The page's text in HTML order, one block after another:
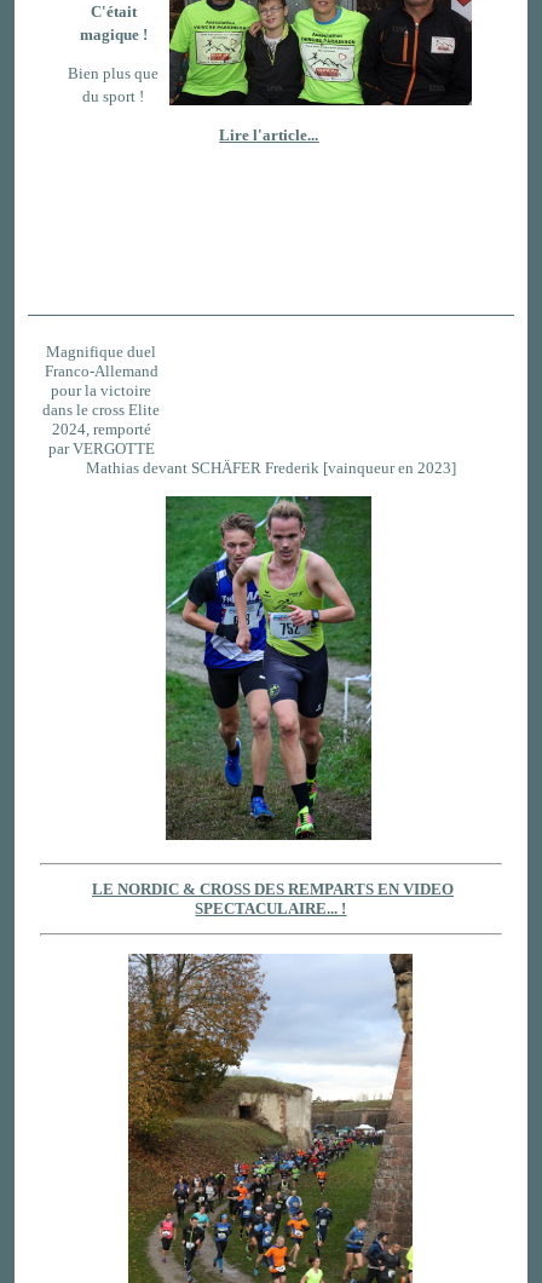
C'était
magique !
Bien plus que
du sport !
Lire l'article...
Magnifique duel
Franco-Allemand
pour la victoire
dans le cross Elite
2024, remporté
par VERGOTTE
Mathias devant SCHÄFER Frederik [vainqueur en 2023]
LE NORDIC & CROSS DES REMPARTS EN VIDEO
SPECTACULAIRE... !